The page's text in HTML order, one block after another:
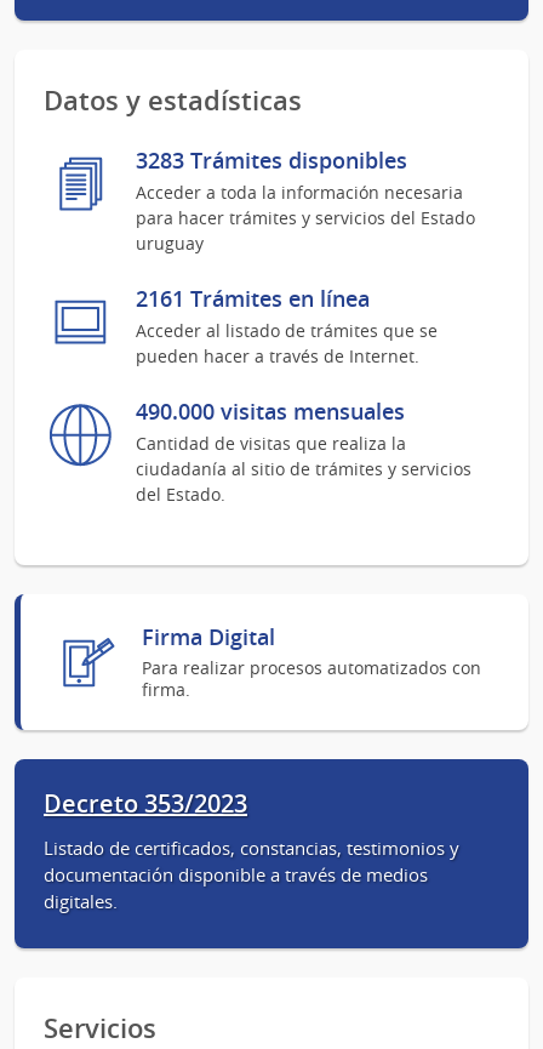
Datos y estadísticas
3283 Trámites disponibles
Acceder a toda la información necesaria
para hacer trámites y servicios del Estado
uruguay
2161 Trámites en línea
Acceder al listado de trámites que se
pueden hacer a través de Internet.
490.000 visitas mensuales
Cantidad de visitas que realiza la
ciudadanía al sitio de trámites y servicios
del Estado.
Firma Digital
Para realizar procesos automatizados con
firma.
Decreto 353/2023
Listado de certificados, constancias, testimonios y
documentación disponible a través de medios
digitales.
Servicios